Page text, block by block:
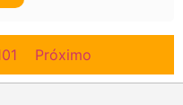
Próximo